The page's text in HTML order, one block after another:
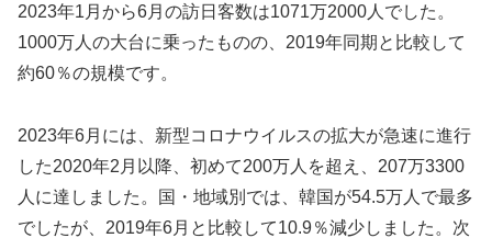
2023年1月から6月の訪日客数は1071万2000人でした。
1000万人の大台に乗ったものの、2019年同期と比較して
約60％の規模です。
2023年6月には、新型コロナウイルスの拡大が急速に進行
した2020年2月以降、初めて200万人を超え、207万3300
人に達しました。国・地域別では、韓国が54.5万人で最多
でしたが、2019年6月と比較して10.9％減少しました。次